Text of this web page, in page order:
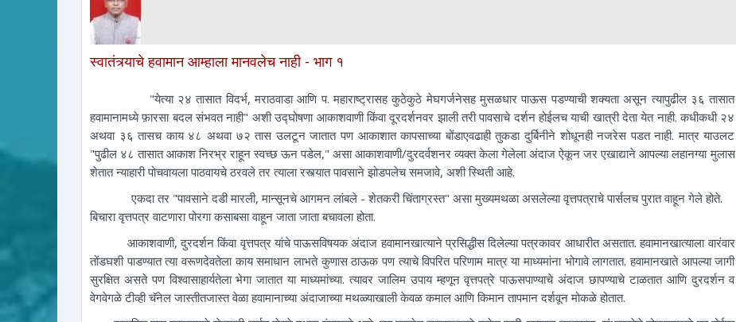
स्वातंत्र्याचे हवामान आम्हाला मानवलेच नाही - भाग १
"येत्या २४ तासात विदर्भ, मराठवाडा आणि प. महाराष्ट्रासह कुठेकुठे मेघगर्जनेसह मुसळधार पाऊस पडण्याची शक्यता असून त्यापुढील ३६ तासात
हवामानामध्ये फ़ारसा बदल संभवत नाही" अशी उद्‍घोषणा आकाशवाणी किंवा दूरदर्शनवर झाली तरी पावसाचे दर्शन होईलच याची खात्री देता येत नाही. कधीकधी २४
अथवा ३६ तासच काय ४८ अथवा ७२ तास उलटून जातात पण आकाशात कापसाच्या बोंडाएवढाही तुकडा दुर्बिनीने शोधूनही नजरेस पडत नाही. मात्र याउलट
"पुढील ४८ तासात आकाश निरभ्र राहून स्वच्छ ऊन पडेल," असा आकाशवाणी/दुरदर्वशनर व्यक्त केला गेलेला अंदाज ऐकून जर एखाद्याने आपल्या लहानग्या मुलास
शेतात न्याहारी पोचवायला पाठवायचे ठरवले तर त्याला रस्त्यात पावसाने झोडपलेच समजावे, अशी स्थिती आहे.
एकदा तर "पावसाने दडी मारली, मान्सूनचे आगमन लांबले - शेतकरी चिंताग्रस्त" असा मुख्यमथळा असलेल्या वृत्तपत्राचे पार्सलच पुरात वाहून गेले होते.
बिचारा वृत्तपत्र वाटणारा पोरगा कसाबसा वाहून जाता जाता बचावला होता.
आकाशवाणी, दुरदर्शन किंवा वृत्तपत्र यांचे पाऊसविषयक अंदाज हवामानखात्याने प्रसिद्धीस दिलेल्या पत्रकावर आधारीत असतात. हवामानखात्याला वारंवार
तोंडघशी पाडण्यात त्या वरूणदेवतेला काय समाधान लाभते कुणास ठाऊक पण त्याचे विपरित परिणाम मात्र या माध्यमांना भोगावे लागतात. हवामानखाते आपल्या जागी
सुरक्षित असते पण विश्वासाहार्यतेला भेगा जातात या माध्यमांच्या. त्यावर जालिम उपाय म्हणून वृत्तपत्रे पाऊसपाण्याचे अंदाज छापण्याचे टाळतात आणि दुरदर्शन व
वेगवेगळे टीव्ही चॅनेल जास्तीतजास्त वेळा हवामानाच्या अंदाजाच्या मथळ्याखाली केवळ कमाल आणि किमान तापमान दर्शवून मोकळे होतात.